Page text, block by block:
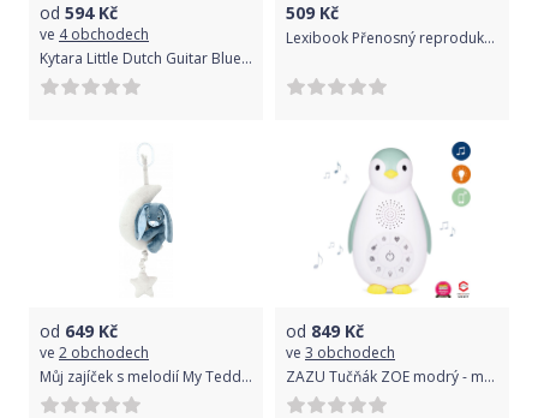
od 594Kč
ve 4 obchodech
Kytara Little Dutch Guitar Blue 2021
509 Kč
Lexibook Přenosný reproduktor Spider-Man Bluetooth
od 649 Kč
ve 2 obchodech
Můj zajíček s melodií My Teddy Newborn collection Modrá 2020
od 849 Kč
ve 3 obchodech
ZAZU Tučňák ZOE modrý - musicbox s bezdrátovým reproduktorem Barva: modrá